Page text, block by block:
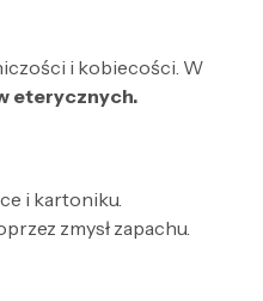
i kobiecości. W
eterycznych.
i kartoniku.
zmysł zapachu.